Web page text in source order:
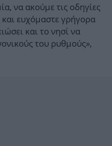
να ακούμε τις οδηγίες
ευχόμαστε γρήγορα
και το νησί να
του ρυθμούς»,